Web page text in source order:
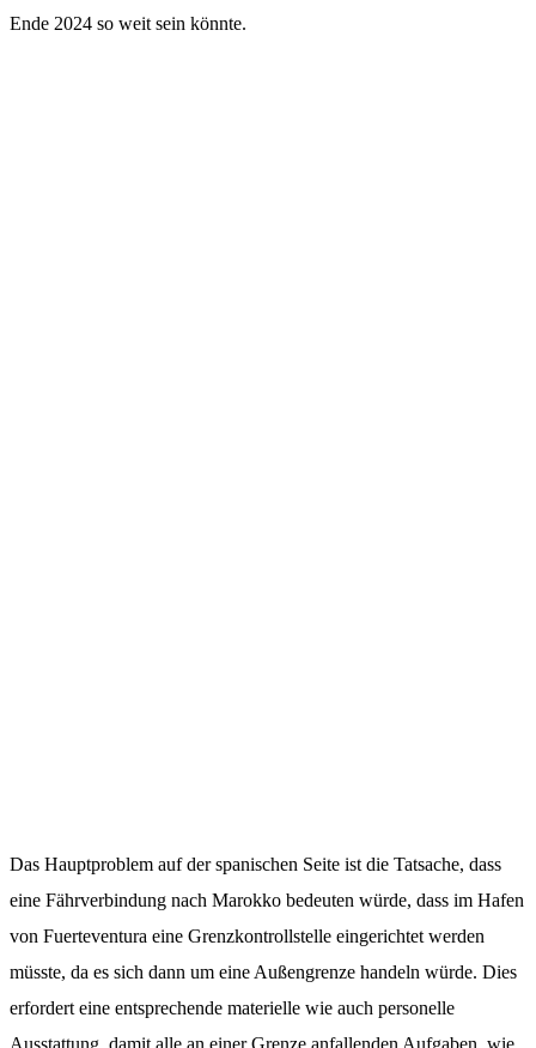
Ende 2024 so weit sein könnte.
Das Hauptproblem auf der spanischen Seite ist die Tatsache, dass
eine Fährverbindung nach Marokko bedeuten würde, dass im Hafen
von Fuerteventura eine Grenzkontrollstelle eingerichtet werden
müsste, da es sich dann um eine Außengrenze handeln würde. Dies
erfordert eine entsprechende materielle wie auch personelle